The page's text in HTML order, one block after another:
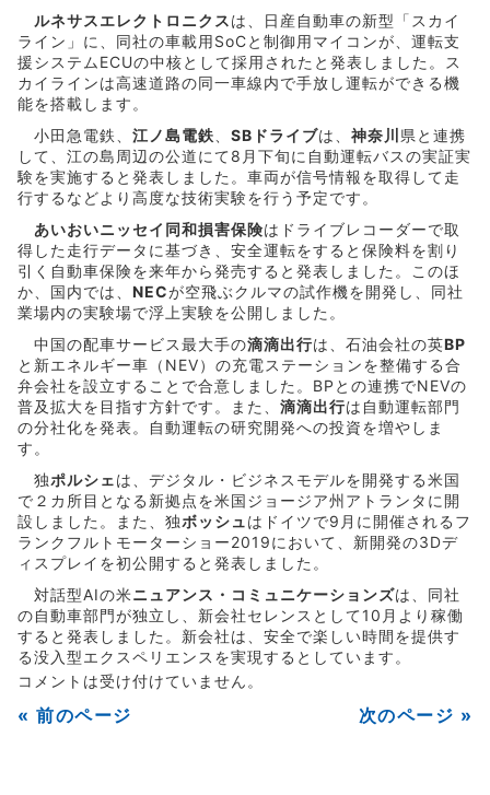
ルネサスエレクトロニクスは、日産自動車の新型「スカイ
ライン」に、同社の車載用SoCと制御用マイコンが、運転支
援システムECUの中核として採用されたと発表しました。ス
カイラインは高速道路の同一車線内で手放し運転ができる機
能を搭載します。
小田急電鉄、 江ノ島電鉄 SBドライブは、 神奈川 県と連携
して、江の島周辺の公道にて8月下旬に自動運転バスの実証実
験を実施すると発表しました。車両が信号情報を取得して走
行するなどより高度な技術実験を行う予定です。
あいおいニッセイ同和損害保険はドライブレコーダーで取
得した走行データに基づき、安全運転をすると保険料を割り
引く自動車保険を来年から発売すると発表しました。このほ
か、国内では、 NECが空飛ぶクルマの試作機を開発し、同社
業場内の実験場で浮上実験を公開しました。
中国の配車サービス最大手の滴滴出行は、石油会社の英BP
と新エネルギー車（NEV）の充電ステーションを整備する合
弁会社を設立することで合意しました。BPとの連携でNEVの
普及拡大を目指す方針です。また、 滴滴出行は自動運転部門
の分社化を発表。自動運転の研究開発への投資を増やしま
す。
独ポルシェは、デジタル・ビジネスモデルを開発する米国
で２カ所目となる新拠点を米国ジョージア州アトランタに開
設しました。また、独ボッシュ はドイツで9月に開催されるフ
ランクフルトモーターショー2019において、新開発の3Dデ
ィスプレイを初公開すると発表しました。
対話型AIの米ニュアンス・コミュニケーションズは、同社
の自動車部門が独立し、新会社セレンスとして10月より稼働
すると発表しました。新会社は、安全で楽しい時間を提供す
る没入型エクスペリエンスを実現するとしています。
コメントは受け付けていません。
« 前のページ 次のページ »